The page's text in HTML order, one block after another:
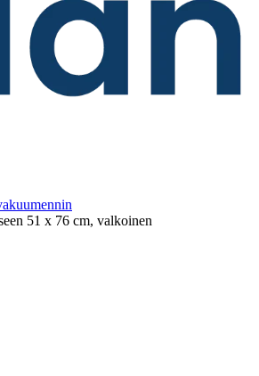
51 x 76 cm, valkoinen